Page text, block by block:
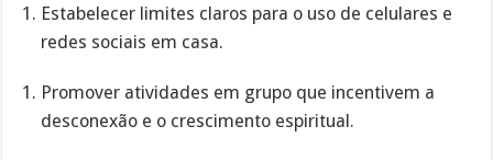
Estabelecer limites claros para o uso de celulares e
redes sociais em casa.
Promover atividades em grupo que incentivem a
desconexão e o crescimento espiritual.